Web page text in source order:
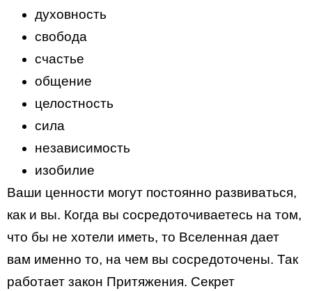
духовность
свобода
счастье
общение
целостность
сила
независимость
изобилие
Ваши ценности могут постоянно развиваться,
как и вы. Когда вы сосредоточиваетесь на том,
что бы не хотели иметь, то Вселенная дает
вам именно то, на чем вы сосредоточены. Так
работает закон Притяжения. Секрет